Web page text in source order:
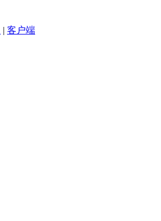
| 客户端